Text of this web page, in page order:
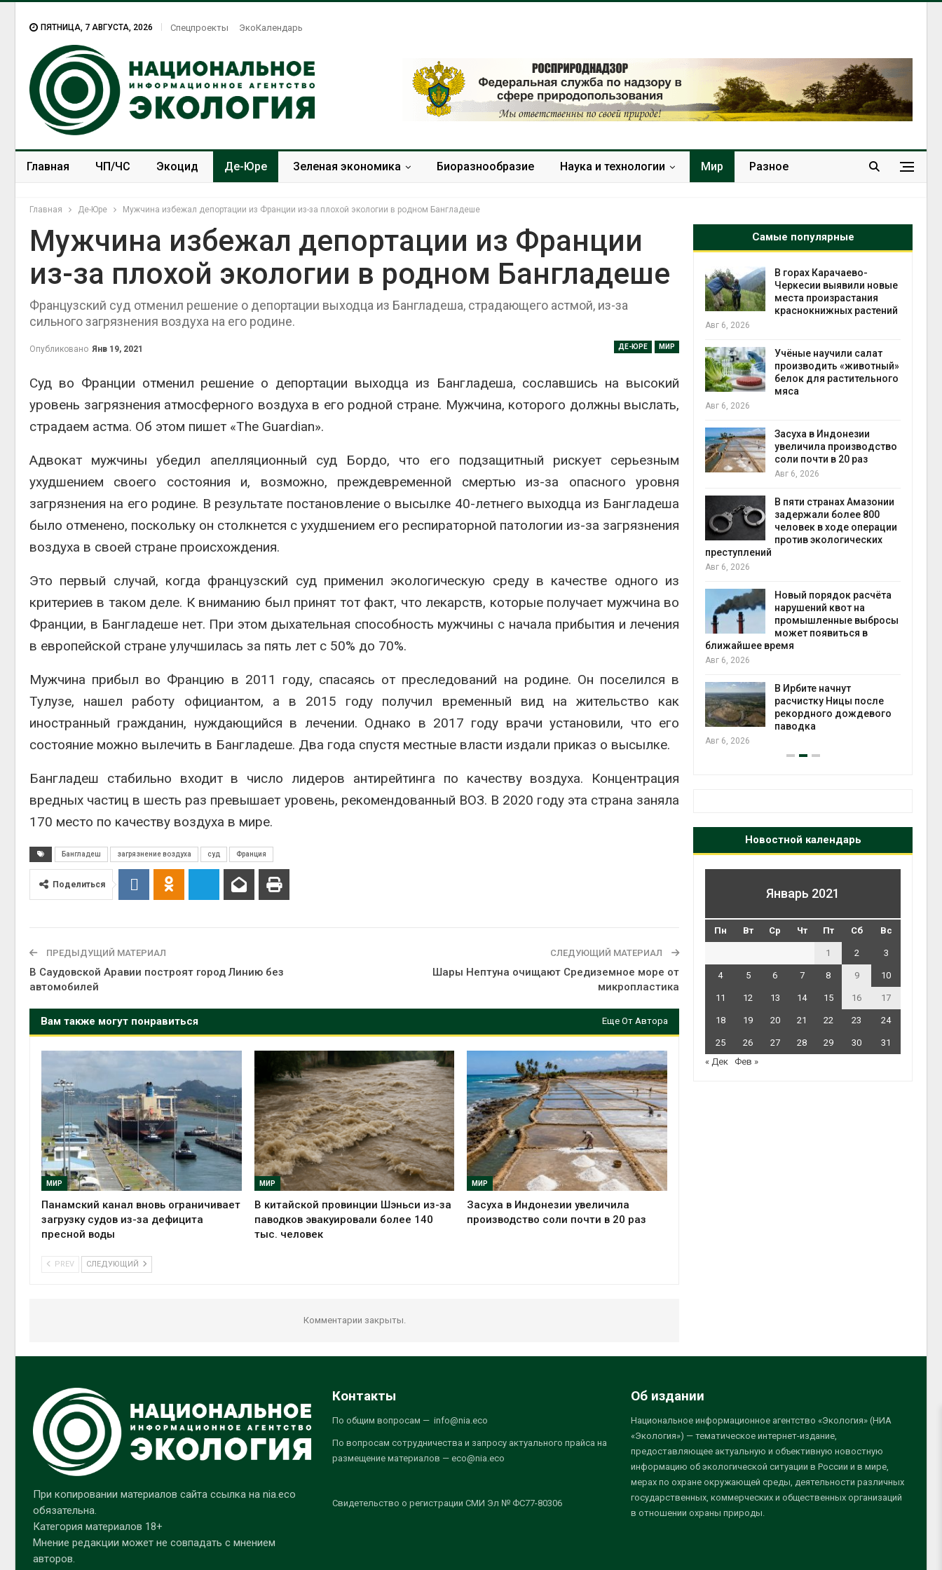
ПЯТНИЦА, 7 АВГУСТА, 2026 Спецпроекты ЭкоКалендарь
Главная ЧП/ЧС Экоцид Де-Юре Зеленая экономика Биоразнообразие Наука и технологии Мир Разное
Главная Де-Юре Мужчина избежал депортации из Франции из-за плохой экологии в родном Бангладеше
Мужчина избежал депортации из Франции
из-за плохой экологии в родном Бангладеше
Французский суд отменил решение о депортации выходца из Бангладеша, страдающего астмой, из-за
сильного загрязнения воздуха на его родине.
ДЕ-ЮРЕ МИР
Опубликовано Янв 19, 2021
Суд во Франции отменил решение о депортации выходца из Бангладеша, сославшись на высокий
уровень загрязнения атмосферного воздуха в его родной стране. Мужчина, которого должны выслать,
страдаем астма. Об этом пишет «The Guardian».
Адвокат мужчины убедил апелляционный суд Бордо, что его подзащитный рискует серьезным
ухудшением своего состояния и, возможно, преждевременной смертью из-за опасного уровня
загрязнения на его родине. В результате постановление о высылке 40-летнего выходца из Бангладеша
было отменено, поскольку он столкнется с ухудшением его респираторной патологии из-за загрязнения
воздуха в своей стране происхождения.
Это первый случай, когда французский суд применил экологическую среду в качестве одного из
критериев в таком деле. К вниманию был принят тот факт, что лекарств, которые получает мужчина во
Франции, в Бангладеше нет. При этом дыхательная способность мужчины с начала прибытия и лечения
в европейской стране улучшилась за пять лет с 50% до 70%.
Мужчина прибыл во Францию в 2011 году, спасаясь от преследований на родине. Он поселился в
Тулузе, нашел работу официантом, а в 2015 году получил временный вид на жительство как
иностранный гражданин, нуждающийся в лечении. Однако в 2017 году врачи установили, что его
состояние можно вылечить в Бангладеше. Два года спустя местные власти издали приказ о высылке.
Бангладеш стабильно входит в число лидеров антирейтинга по качеству воздуха. Концентрация
вредных частиц в шесть раз превышает уровень, рекомендованный ВОЗ. В 2020 году эта страна заняла
170 место по качеству воздуха в мире.
Бангладеш загрязнение воздуха суд Франция
Поделиться
ПРЕДЫДУЩИЙ МАТЕРИАЛ
В Саудовской Аравии построят город Линию без
автомобилей
СЛЕДУЮЩИЙ МАТЕРИАЛ
Шары Нептуна очищают Средиземное море от
микропластика
Вам также могут понравиться Еще От Автора
МИР
Панамский канал вновь ограничивает
загрузку судов из-за дефицита
пресной воды
МИР
В китайской провинции Шэньси из-за
паводков эвакуировали более 140
тыс. человек
МИР
Засуха в Индонезии увеличила
производство соли почти в 20 раз
PREV СЛЕДУЮЩИЙ
Комментарии закрыты.
Самые популярные
В Домодедове
ликвидируют
химикатов после пожара
на складе
меняет ареалы бабочек
по всему миру
Авг 6, 2026
солнечных панелей для
Авг 6, 2026
летие трёхдневным
В Кении противников
строительства АЭС
проверяют по статье о
терроризме
использовать
крокодилов для охраны
израильской тюрьмы
Панамский канал вновь
ограничивает загрузку
пресной воды
В китайской провинции
эвакуировали более 140
тыс. человек
Авг 6, 2026
экообменники для сбора
Авг 6, 2026
получать питьевую воду
для контроля мусорных
площадок запустят в
сентябре
Европа теряет всё
биомассы из-за засух,
Авг 6, 2026
В горах Карачаево-
Черкесии выявили новые
места произрастания
краснокнижных растений
Авг 6, 2026
Учёные научили салат
производить «животный»
белок для растительного
мяса
Авг 6, 2026
Засуха в Индонезии
увеличила производство
соли почти в 20 раз
Авг 6, 2026
В пяти странах Амазонии
задержали более 800
человек в ходе операции
против экологических
преступлений
Авг 6, 2026
Новый порядок расчёта
нарушений квот на
промышленные выбросы
может появиться в
ближайшее время
Авг 6, 2026
В Ирбите начнут
расчистку Ницы после
рекордного дождевого
паводка
Авг 6, 2026
Новостной календарь
Январь 2021
Пн Вт Ср Чт Пт Сб Вс
1 2 3
4 5 6 7 8 9 10
11 12 13 14 15 16 17
18 19 20 21 22 23 24
25 26 27 28 29 30
31
« Дек
Фев »
При копировании материалов сайта ссылка на nia.eco
обязательна.
Категория материалов 18+
Мнение редакции может не совпадать с мнением
авторов.
Контакты
По общим вопросам — info@nia.eco
По вопросам сотрудничества и запросу актуального прайса на
размещение материалов — eco@nia.eco
Свидетельство о регистрации СМИ Эл № ФС77-80306
Об издании
Национальное информационное агентство «Экология» (НИА
«Экология») — тематическое интернет-издание,
предоставляющее актуальную и объективную новостную
информацию об экологической ситуации в России и в мире,
мерах по охране окружающей среды, деятельности различных
государственных, коммерческих и общественных организаций
в отношении охраны природы.